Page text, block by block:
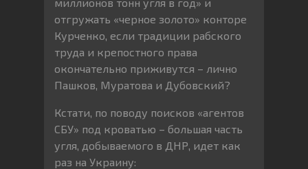
отгружать «черное золото» конторе
Курченко, если традиции рабского
труда и крепостного права
окончательно приживутся – лично
Пашков, Муратова и Дубовский?
Кстати, по поводу поисков «агентов
СБУ» под кроватью – большая часть
угля, добываемого в ДНР, идет как
раз на Украину: